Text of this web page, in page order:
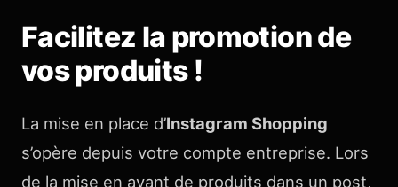
Facilitez la promotion de
vos produits !
La mise en place d’Instagram Shopping
s’opère depuis votre compte entreprise. Lors
de la mise en avant de produits dans un post,